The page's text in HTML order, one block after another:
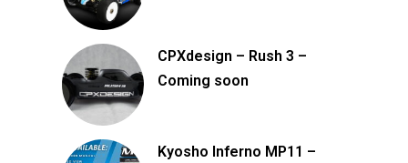
CPXdesign – Rush 3 –
Coming soon
Kyosho Inferno MP11 –